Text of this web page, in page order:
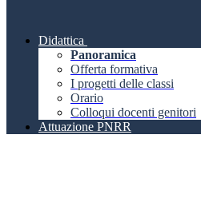
Didattica
Panoramica
Offerta formativa
I progetti delle classi
Orario
Colloqui docenti genitori
Attuazione PNRR